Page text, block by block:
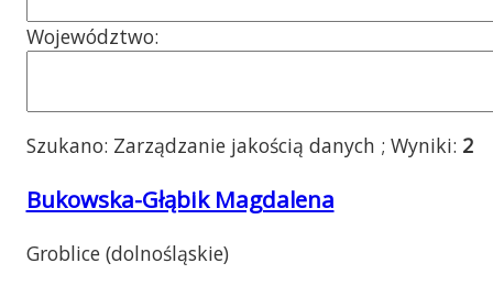
Województwo:
Szukano: Zarządzanie jakością danych ; Wyniki: 2
Bukowska-Głąbik Magdalena
Groblice (dolnośląskie)